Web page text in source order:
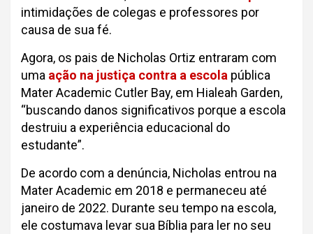
intimidações de colegas e professores por
causa de sua fé.
Agora, os pais de Nicholas Ortiz entraram com
uma ação na justiça contra a escola pública
Mater Academic Cutler Bay, em Hialeah Garden,
“buscando danos significativos porque a escola
destruiu a experiência educacional do
estudante”.
De acordo com a denúncia, Nicholas entrou na
Mater Academic em 2018 e permaneceu até
janeiro de 2022. Durante seu tempo na escola,
ele costumava levar sua Bíblia para ler no seu